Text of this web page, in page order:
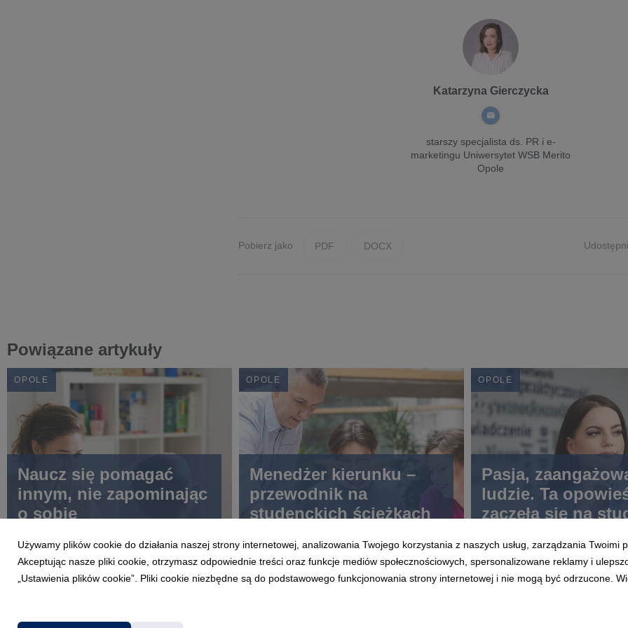
Katarzyna Gierczycka
starszy specjalista ds. PR i e-
marketingu Uniwersytet WSB Merito
Opole
Pobierz jako PDF DOCX
Powiązane artykuły
OPOLE
Naucz się pomagać
innym, nie zapominając
o sobie
OPOLE
Menedżer kierunku –
przewodnik na
studenckich ścieżkach
OPOLE
Pasja,
ludzie. Ta
zaczęła się na
Używamy plików cookie do działania naszej strony internetowej, analizowania Twojego korzystania z naszych usług, zarządzania
Akceptując nasze pliki cookie, otrzymasz odpowiednie treści oraz funkcje mediów społecznościowych, spersonalizowane reklamy i
„Ustawienia plików cookie”. Pliki cookie niezbędne są do podstawowego funkcjonowania strony internetowej i nie mogą być odrzucone.